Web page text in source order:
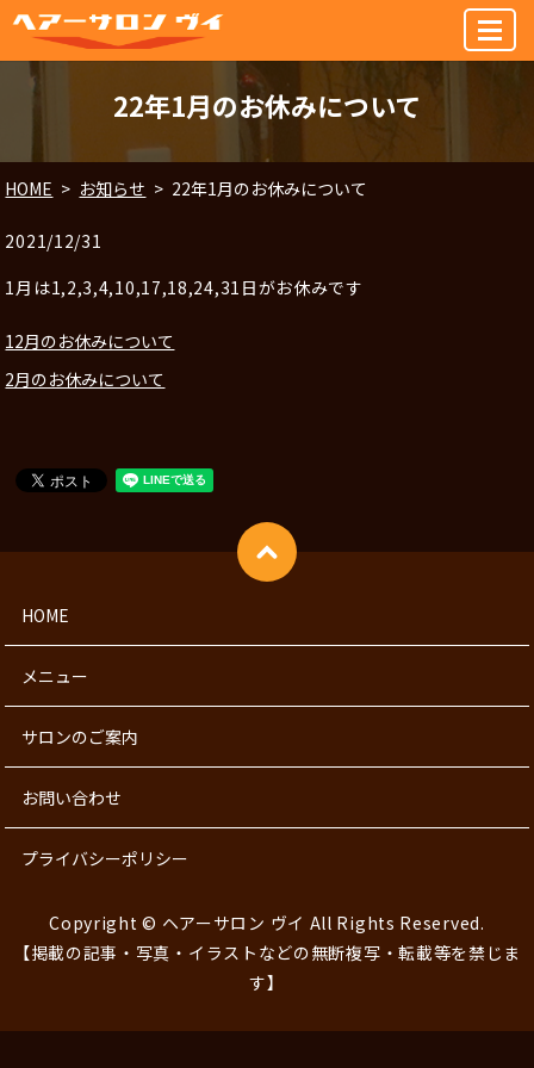
MENU
22年1月のお休みについて
HOME お知らせ 22年1月のお休みについて
2021/12/31
1月は1,2,3,4,10,17,18,24,31日がお休みです
12月のお休みについて
2月のお休みについて
HOME
メニュー
サロンのご案内
お問い合わせ
プライバシーポリシー
Copyright © ヘアーサロン ヴイ All Rights Reserved.
【掲載の記事・写真・イラストなどの無断複写・転載等を禁じま
す】